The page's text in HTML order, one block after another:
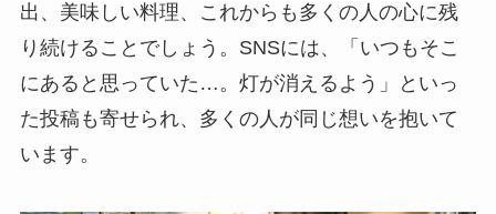
出、美味しい料理、これからも多くの人の心に残
り続けることでしょう。SNSには、「いつもそこ
にあると思っていた…。灯が消えるよう」といっ
た投稿も寄せられ、多くの人が同じ想いを抱いて
います。